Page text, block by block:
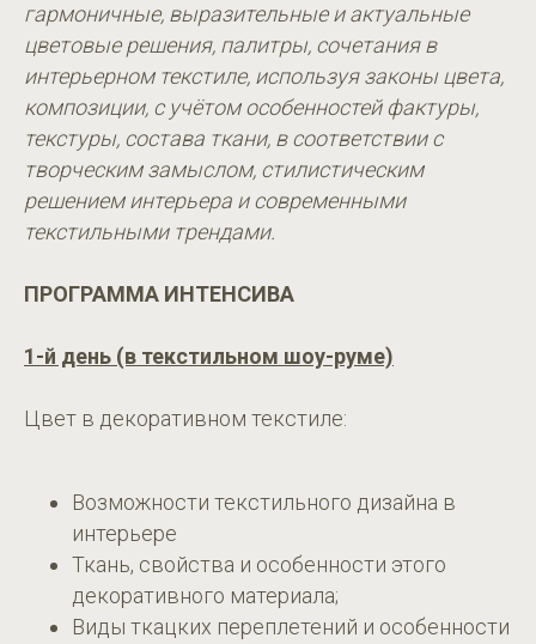
гармоничные, выразительные и актуальные
цветовые решения, палитры, сочетания в
интерьерном текстиле, используя законы цвета,
композиции, с учётом особенностей фактуры,
текстуры, состава ткани, в соответствии с
творческим замыслом, стилистическим
решением интерьера и современными
текстильными трендами.
ПРОГРАММА ИНТЕНСИВА
1-й день (в текстильном шоу-руме)
Цвет в декоративном текстиле:
Возможности текстильного дизайна в
интерьере
Ткань, свойства и особенности этого
декоративного материала;
Виды ткацких переплетений и особенности